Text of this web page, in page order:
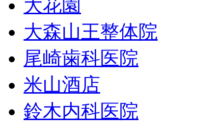
大花園
大森山王整体院
尾崎歯科医院
米山酒店
鈴木内科医院